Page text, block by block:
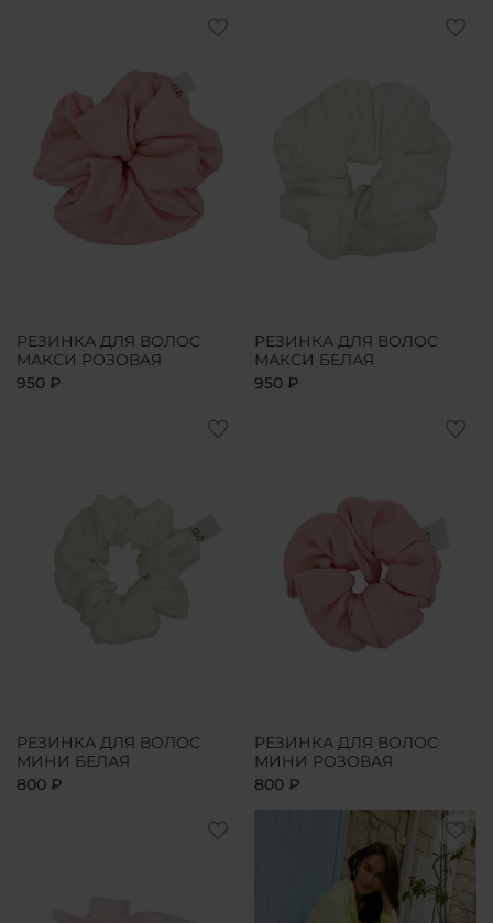
РЕЗИНКА ДЛЯ ВОЛОС
МАКСИ РОЗОВАЯ
950 ₽
РЕЗИНКА ДЛЯ ВОЛОС
МАКСИ БЕЛАЯ
950 ₽
РЕЗИНКА ДЛЯ ВОЛОС
МИНИ БЕЛАЯ
800 ₽
РЕЗИНКА ДЛЯ ВОЛОС
МИНИ РОЗОВАЯ
800 ₽